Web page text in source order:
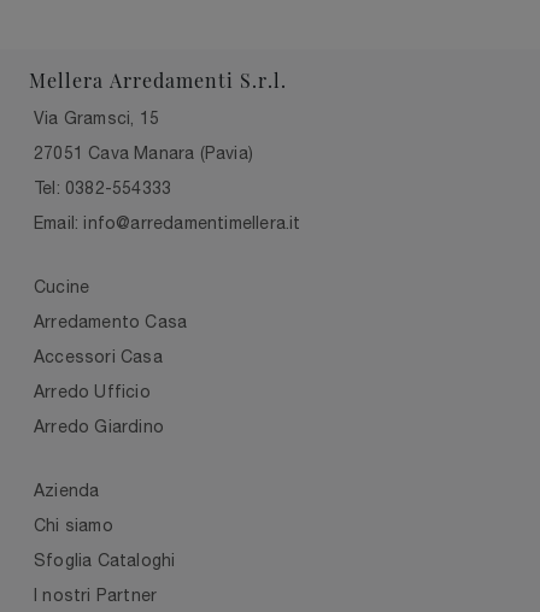
Mellera Arredamenti S.r.l.
Via Gramsci, 15
27051 Cava Manara (Pavia)
Tel: 0382-554333
Email: info@arredamentimellera.it
Cucine
Arredamento Casa
Accessori Casa
Arredo Ufficio
Arredo Giardino
Azienda
Chi siamo
Sfoglia Cataloghi
I nostri Partner